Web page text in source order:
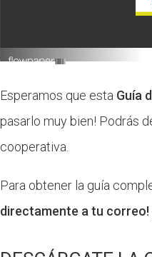
Esperamos que esta Guía
pasarlo muy bien! Podrás
cooperativa.
Para obtener la guía
directamente a tu correo!